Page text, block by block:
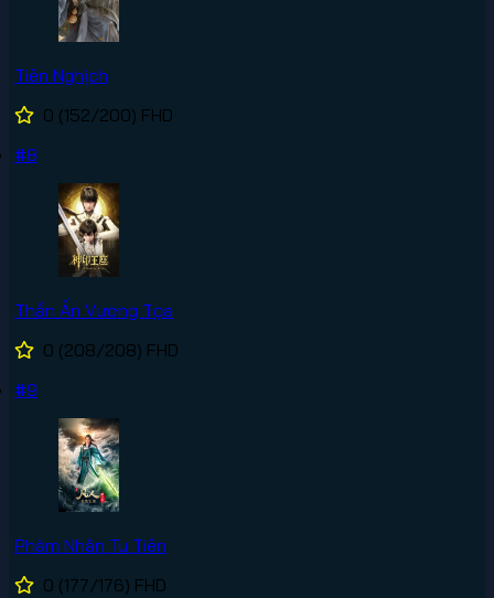
Tiên Nghịch
0 (152/200) FHD
#8
Thần Ấn Vương Tọa
0 (208/208) FHD
#9
Phàm Nhân Tu Tiên
0 (177/176) FHD